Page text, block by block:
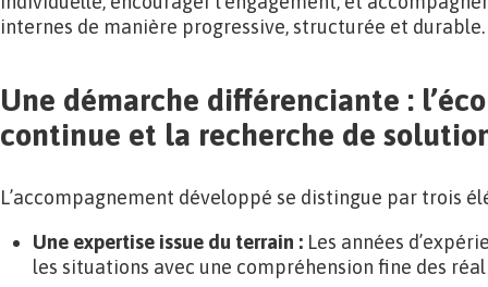
internes de manière progressive, structurée et durable.
Une démarche différenciante :
continue et la recherche de
L’accompagnement développé se distingue par trois
Une expertise issue du terrain : Les années
les situations avec une compréhension fine des